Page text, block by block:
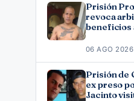
Prisión
revoca
beneficios
06 AGO 2026
Prisión de
ex preso
Jacinto